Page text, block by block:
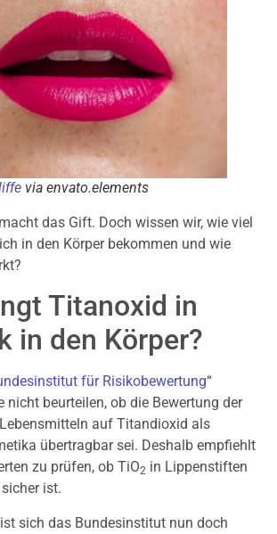
via envato.elements
das Gift. Doch wissen wir, wie viel
in den Körper bekommen und wie
Titanoxid in
in den Körper?
für Risikobewertung“
nicht beurteilen, ob die Bewertung der
auf Titandioxid als
übertragbar sei. Deshalb empfiehlt
zu prüfen, ob TiO2 in Lippenstiften
ist.
sich das Bundesinstitut nun doch